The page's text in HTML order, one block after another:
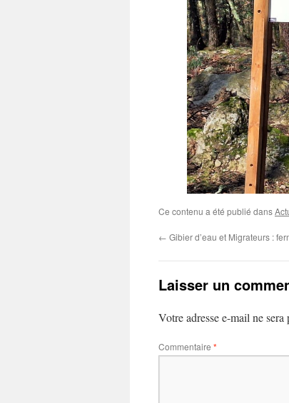
Ce contenu a été publié dans
← Gibier d’eau et Migrateurs :
Laisser un
Votre adresse e-mail ne sera
Commentaire *